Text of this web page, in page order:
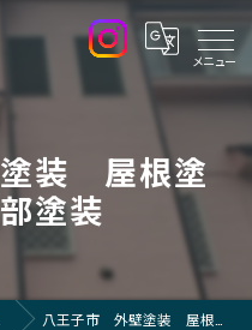
装 屋根塗
塗装
八王子市 外壁塗装 屋根塗装 付帯部塗装